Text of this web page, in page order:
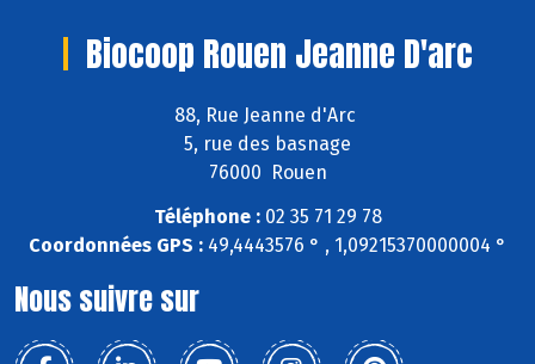
Biocoop Rouen Jeanne D'arc
88, Rue Jeanne d'Arc
5, rue des basnage
76000 Rouen
Téléphone :02 35 71 29 78
Coordonnées GPS : 49,4443576 ° , 1,09215370000004 °
Nous suivre sur